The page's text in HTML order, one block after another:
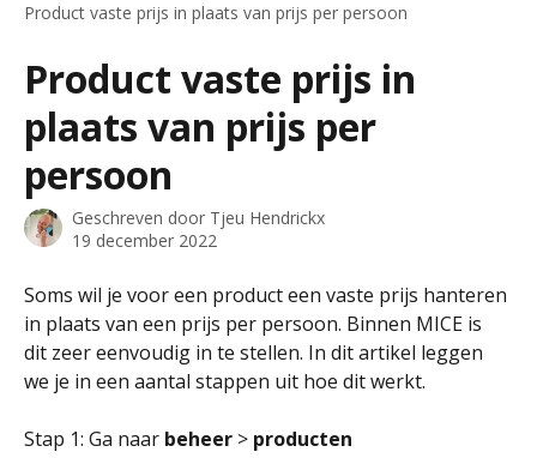
Product vaste prijs in plaats van prijs per persoon
Product vaste prijs in
plaats van prijs per
persoon
Geschreven door Tjeu Hendrickx
19 december 2022
Soms wil je voor een product een vaste prijs hanteren
in plaats van een prijs per persoon. Binnen MICE is
dit zeer eenvoudig in te stellen. In dit artikel leggen
we je in een aantal stappen uit hoe dit werkt.
Stap 1: Ga naar beheer > producten